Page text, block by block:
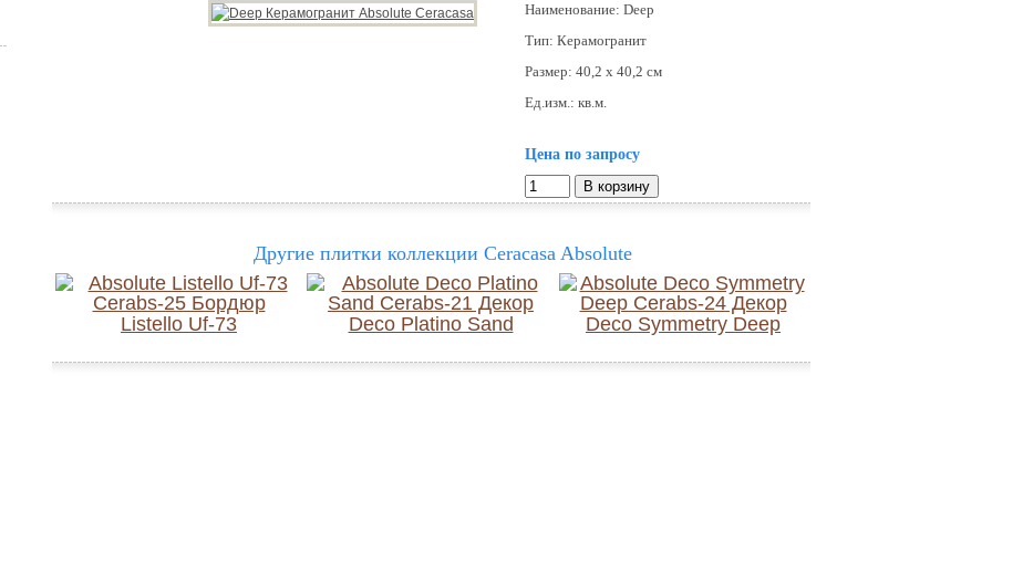
Наименование: Deep
Тип: Керамогранит
Размер: 40,2 x 40,2 см
Ед.изм.: кв.м.
Цена по запросу
Другие плитки коллекции Ceracasa Absolute
Listello Uf-73 Deco Platino Sand Deco Symmetry Deep